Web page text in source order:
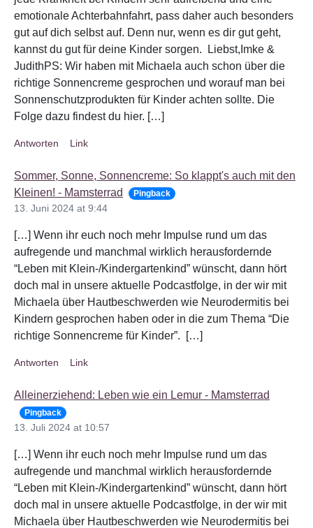
emotionale Achterbahnfahrt, pass daher auch besonders
gut auf dich selbst auf. Denn nur, wenn es dir gut geht,
kannst du gut für deine Kinder sorgen. Liebst,Imke &
JudithPS: Wir haben mit Michaela auch schon über die
richtige Sonnencreme gesprochen und worauf man bei
Sonnenschutzprodukten für Kinder achten sollte. Die
Folge dazu findest du hier. […]
Antworten Link
Sommer, Sonne, Sonnencreme: So klappt's auch mit den
Kleinen! - Mamsterrad
Pingback
13. Juni 2024 at 9:44
[…] Wenn ihr euch noch mehr Impulse rund um das
aufregende und manchmal wirklich herausfordernde
“Leben mit Klein-/Kindergartenkind” wünscht, dann hört
doch mal in unsere aktuelle Podcastfolge, in der wir mit
Michaela über Hautbeschwerden wie Neurodermitis bei
Kindern gesprochen haben oder in die zum Thema “Die
richtige Sonnencreme für Kinder”. […]
Antworten Link
Alleinerziehend: Leben wie ein Lemur - Mamsterrad
Pingback
13. Juli 2024 at 10:57
[…] Wenn ihr euch noch mehr Impulse rund um das
aufregende und manchmal wirklich herausfordernde
“Leben mit Klein-/Kindergartenkind” wünscht, dann hört
doch mal in unsere aktuelle Podcastfolge, in der wir mit
Michaela über Hautbeschwerden wie Neurodermitis bei